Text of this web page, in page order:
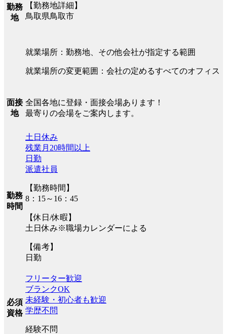
勤務
地
【勤務地詳細】
鳥取県鳥取市
就業場所：勤務地、その他会社が指定する範囲
就業場所の変更範囲：会社の定めるすべてのオフィス
面接
地
全国各地に登録・面接会場あります！
最寄りの会場をご案内します。
勤務
時間
土日休み
残業月20時間以上
日勤
派遣社員
【勤務時間】
8：15～16：45
【休日/休暇】
土日休み※職場カレンダーによる
【備考】
日勤
必須
資格
フリーター歓迎
ブランクOK
未経験・初心者も歓迎
学歴不問
経験不問